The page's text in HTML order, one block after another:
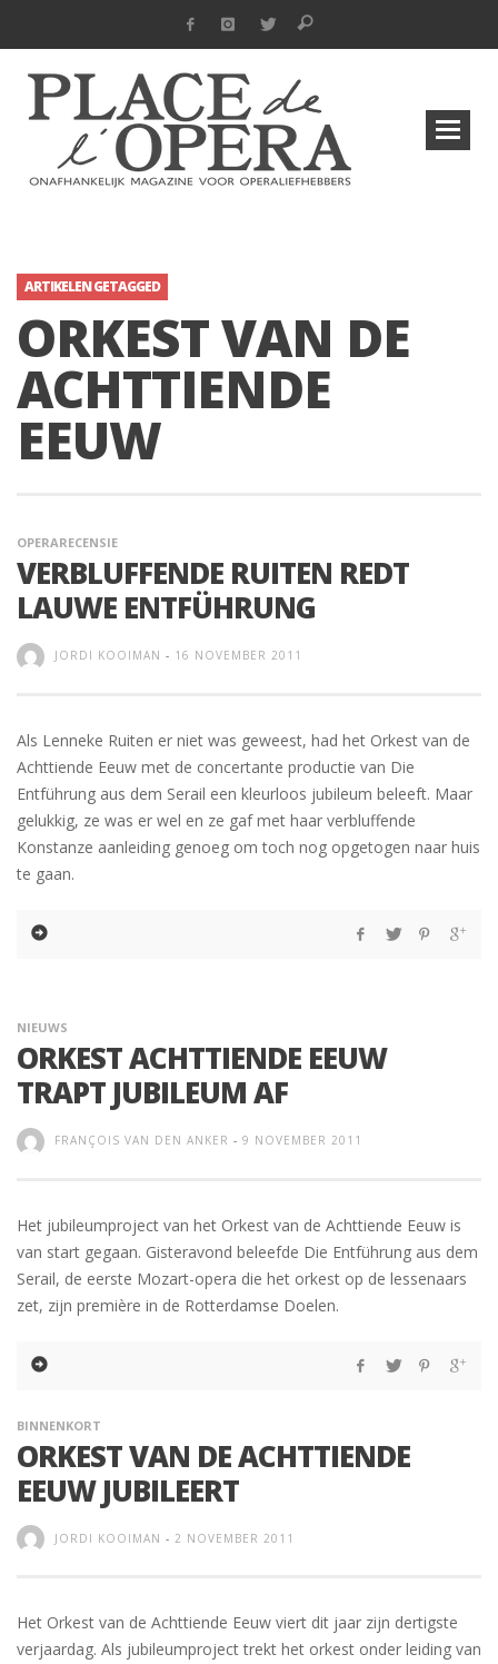
ARTIKELEN GETAGGED
ORKEST VAN DE
ACHTTIENDE
EEUW
OPERARECENSIE
VERBLUFFENDE RUITEN REDT
LAUWE ENTFÜHRUNG
JORDI KOOIMAN - 16 NOVEMBER 2011
Als Lenneke Ruiten er niet was geweest, had het Orkest van de
Achttiende Eeuw met de concertante productie van Die
Entführung aus dem Serail een kleurloos jubileum beleeft. Maar
gelukkig, ze was er wel en ze gaf met haar verbluffende
Konstanze aanleiding genoeg om toch nog opgetogen naar huis
te gaan.
NIEUWS
ORKEST ACHTTIENDE EEUW
TRAPT JUBILEUM AF
FRANÇOIS VAN DEN ANKER - 9 NOVEMBER 2011
Het jubileumproject van het Orkest van de Achttiende Eeuw is
van start gegaan. Gisteravond beleefde Die Entführung aus dem
Serail, de eerste Mozart-opera die het orkest op de lessenaars
zet, zijn première in de Rotterdamse Doelen.
BINNENKORT
ORKEST VAN DE ACHTTIENDE
EEUW JUBILEERT
JORDI KOOIMAN - 2 NOVEMBER 2011
Het Orkest van de Achttiende Eeuw viert dit jaar zijn dertigste
verjaardag. Als jubileumproject trekt het orkest onder leiding van